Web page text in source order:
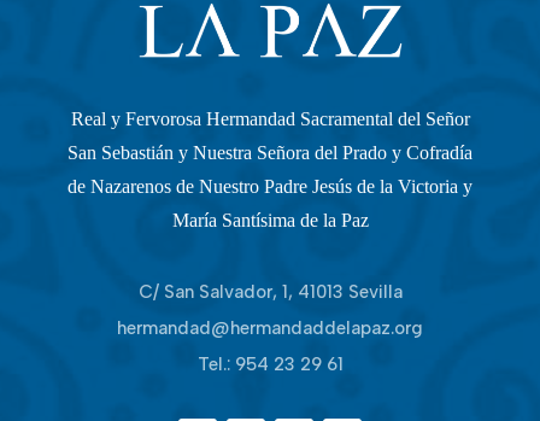
Real y Fervorosa Hermandad Sacramental del Señor
San Sebastián y Nuestra Señora del Prado y Cofradía
de Nazarenos de Nuestro Padre Jesús de la Victoria y
María Santísima de la Paz
C/ San Salvador, 1, 41013 Sevilla
hermandad@hermandaddelapaz.org
Tel.: 954 23 29 61